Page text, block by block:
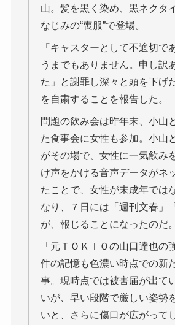
山。髪を黒く染め、黒ネクタ
なじみの“喪服”で登場。
「キャスターとして不適切で
うまでもありません。申し訳
た」と謝罪し深々と頭を下げ
を自粛することを報告した。
問題の飲み会は昨年末、小山
た食事会に女性も参加。小山
がその場で、女性に一気飲み
け声をかける音声データがネ
たことで、女性が未成年では
なり、７日には「週刊文春」
が、報じることになったのだ。
「元ＴＯＫＩＯの山口達也の
件の記憶も色濃い時点での新
事。現時点では被害届が出て
いが、早い段階で厳しい姿勢
いと、さらに傷口が広がって